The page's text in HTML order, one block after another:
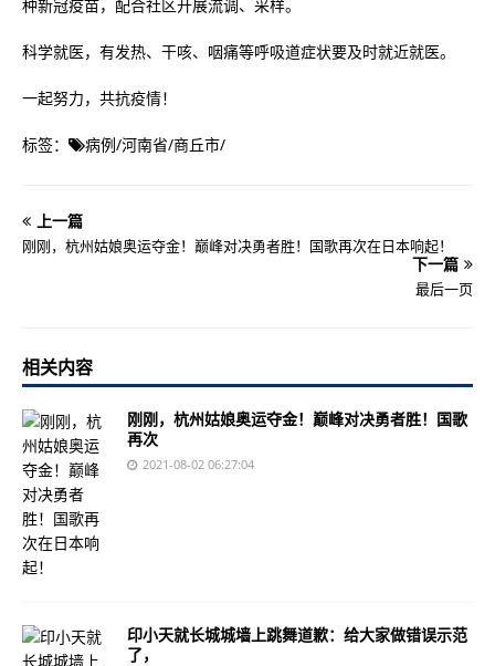
种新冠疫苗，配合社区开展流调、采样。
科学就医，有发热、干咳、咽痛等呼吸道症状要及时就近就医。
一起努力，共抗疫情！
标签： 病例/河南省/商丘市/
上一篇
刚刚，杭州姑娘奥运夺金！巅峰对决勇者胜！国歌再次在日本响起！
下一篇
最后一页
相关内容
刚刚，杭州姑娘奥运夺金！巅峰对决勇者胜！国歌
再次
2021-08-02 06:27:04
印小天就长城城墙上跳舞道歉：给大家做错误示范
了，